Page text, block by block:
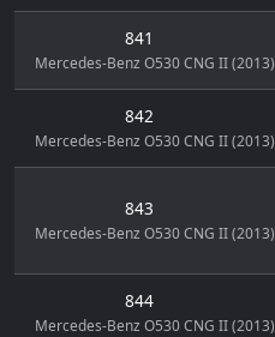
841
Mercedes-Benz O530 CNG II (2013)
842
Mercedes-Benz O530 CNG II (2013)
843
Mercedes-Benz O530 CNG II (2013)
844
Mercedes-Benz O530 CNG II (2013)